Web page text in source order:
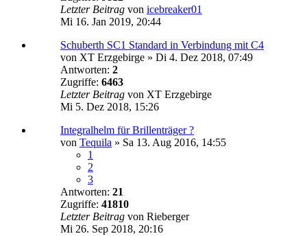
Letzter Beitrag von icebreaker01
Mi 16. Jan 2019, 20:44
Schuberth SC1 Standard in Verbindung mit C4
von XT Erzgebirge » Di 4. Dez 2018, 07:49
Antworten: 2
Zugriffe: 6463
Letzter Beitrag von XT Erzgebirge
Mi 5. Dez 2018, 15:26
Integralhelm für Brillenträger ?
von Tequila » Sa 13. Aug 2016, 14:55
1
2
3
Antworten: 21
Zugriffe: 41810
Letzter Beitrag von Rieberger
Mi 26. Sep 2018, 20:16